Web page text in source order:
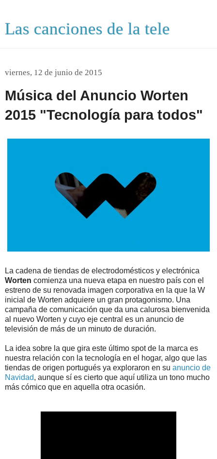
Las canciones de la tele
viernes, 12 de junio de 2015
Música del Anuncio Worten
2015 "Tecnología para todos"
La cadena de tiendas de electrodomésticos y electrónica
Worten comienza una nueva etapa en nuestro país con el
estreno de su renovada imagen corporativa en la que la W
inicial de Worten adquiere un gran protagonismo. Una
campaña de comunicación que da una calurosa bienvenida
al nuevo Worten y cuyo eje central es un anuncio de
televisión de más de un minuto de duración.
La idea sobre la que gira este último spot de la marca es
nuestra relación con la tecnología en el hogar, algo que las
tiendas de origen portugués ya exploraron en su anuncio de
Navidad, aunque sí es cierto que aquí utiliza un tono mucho
más cómico que en aquella otra ocasión.